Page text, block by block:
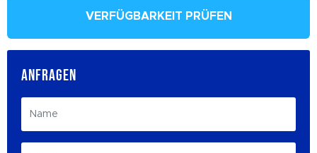
VERFÜGBARKEIT PRÜFEN
ANFRAGEN